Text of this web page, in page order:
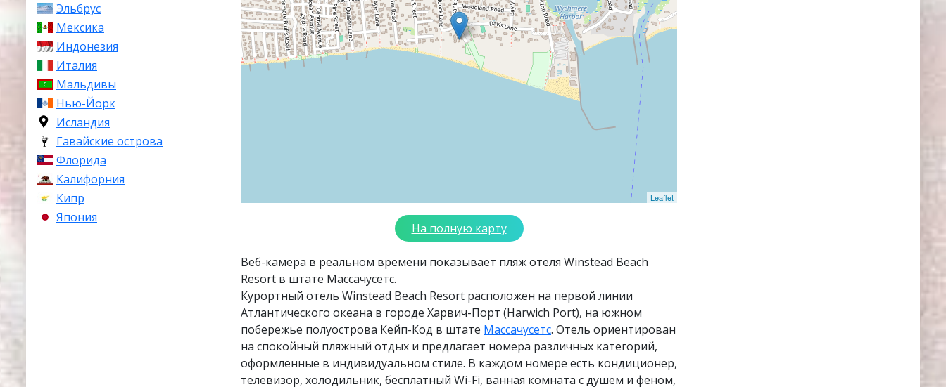
Эльбрус
Мексика
Индонезия
Италия
Мальдивы
Нью-Йорк
Исландия
Гавайские острова
Флорида
Калифорния
Кипр
Япония
Leaflet
На полную карту
Веб-камера в реальном времени показывает пляж отеля Winstead Beach
Resort в штате Массачусетс.
Курортный отель Winstead Beach Resort расположен на первой линии
Атлантического океана в городе Харвич-Порт (Harwich Port), на южном
побережье полуострова Кейп-Код в штате Массачусетс. Отель ориентирован
на спокойный пляжный отдых и предлагает номера различных категорий,
оформленные в индивидуальном стиле. В каждом номере есть кондиционер,
телевизор, холодильник, бесплатный Wi-Fi, ванная комната с душем и феном,